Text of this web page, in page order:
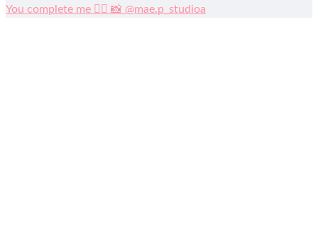
You complete me ❤️‍🔥 📸 @mae.p_studioa